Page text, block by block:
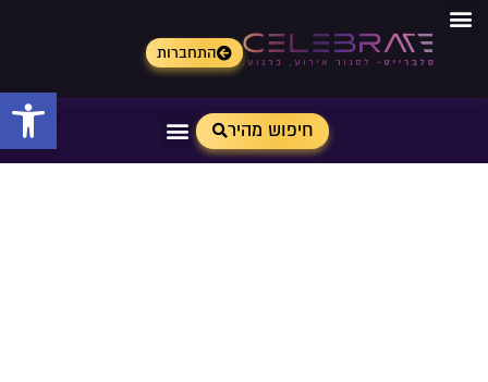
התחברות
חיפוש מהיר